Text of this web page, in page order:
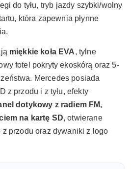
do tyłu, tryb jazdy szybki/wolny
która zapewnia płynne
miękkie koła EVA, tylne
fotel pokryty ekoskórą oraz 5-
Mercedes posiada
z przodu i z tyłu, efekty
dotykowy z radiem FM,
na kartę SD, otwierane
przodu oraz dywaniki z logo